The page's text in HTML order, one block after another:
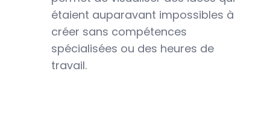
étaient auparavant impossibles à
créer sans compétences
spécialisées ou des heures de
travail.